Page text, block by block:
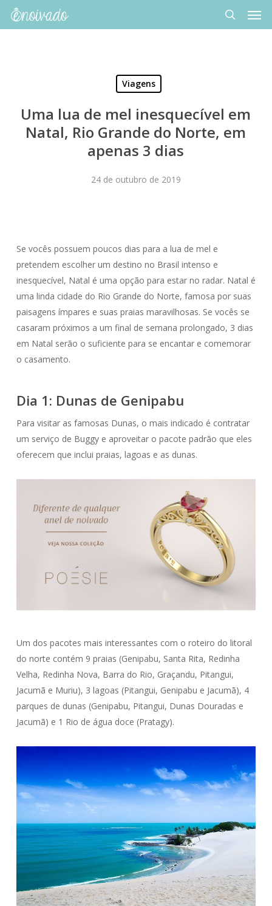
Skip
search
Viagens
Uma lua de mel inesquecível em
Natal, Rio Grande do Norte, em
apenas 3 dias
24 de outubro de 2019
Se vocês possuem poucos dias para a lua de mel e
pretendem escolher um destino no Brasil intenso e
inesquecível, Natal é uma opção para estar no radar. Natal é
uma linda cidade do Rio Grande do Norte, famosa por suas
paisagens ímpares e suas praias maravilhosas. Se vocês se
casaram próximos a um final de semana prolongado, 3 dias
em Natal serão o suficiente para se encantar e comemorar
o casamento.
Dia 1: Dunas de Genipabu
Para visitar as famosas Dunas, o mais indicado é contratar
um serviço de Buggy e aproveitar o pacote padrão que eles
oferecem que inclui praias, lagoas e as dunas.
Um dos pacotes mais interessantes com o roteiro do litoral
do norte contém 9 praias (Genipabu, Santa Rita, Redinha
Velha, Redinha Nova, Barra do Rio, Graçandu, Pitangui,
Jacumã e Muriu), 3 lagoas (Pitangui, Genipabu e Jacumã), 4
parques de dunas (Genipabu, Pitangui, Dunas Douradas e
Jacumã) e 1 Rio de água doce (Pratagy).